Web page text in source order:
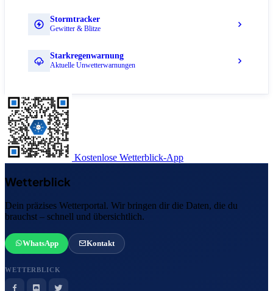
Stormtracker
Gewitter & Blitze
Starkregenwarnung
Aktuelle Unwetterwarnungen
Kostenlose Wetterblick-App
Wetterblick
Dein präzises Wetterportal. Wir bringen dir die Daten, die du
brauchst – schnell und übersichtlich.
WhatsApp Kontakt
WETTERBLICK